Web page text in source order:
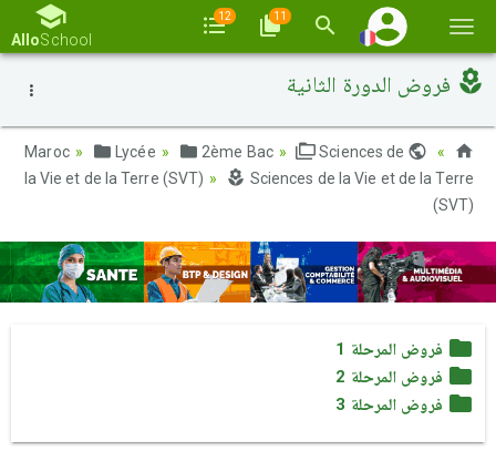
la
AlloSchool
12 11
فروض الدورة الثانية
Lycée 2ème Bac
Sciences de
la Vie et de la Terre (SVT)
Sciences de la Vie et de la Terre
(SVT)
فروض المرحلة 1
فروض المرحلة 2
فروض المرحلة 3